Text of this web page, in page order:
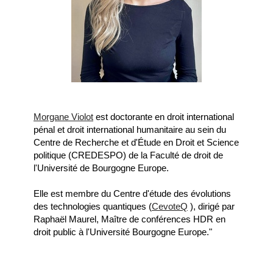
Morgane Violot est doctorante en droit international
pénal et droit international humanitaire au sein du
Centre de Recherche et d'Étude en Droit et Science
politique (CREDESPO) de la Faculté de droit de
l'Université de Bourgogne Europe.
Elle est membre du Centre d'étude des évolutions
des technologies quantiques (CevoteQ ), dirigé par
Raphaël Maurel, Maître de conférences HDR en
droit public à l'Université Bourgogne Europe."